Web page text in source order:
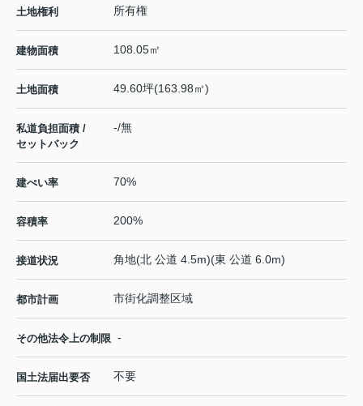
土地権利 所有権
建物面積 108.05㎡
土地面積 49.60坪(163.98㎡)
私道負担面積 /
セットバック
-/無
建ぺい率 70%
容積率 200%
接道状況 角地(北 公道 4.5m)(東 公道 6.0m)
都市計画 市街化調整区域
その他法令上の制限 -
国土法届出要否 不要